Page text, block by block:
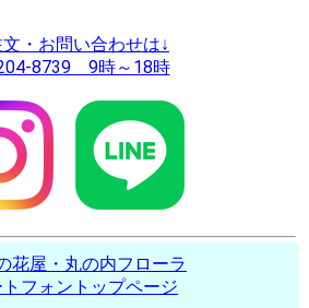
文・お問い合わせは↓
8739 9時～18時
花屋・丸の内フローラ
フォントップページ